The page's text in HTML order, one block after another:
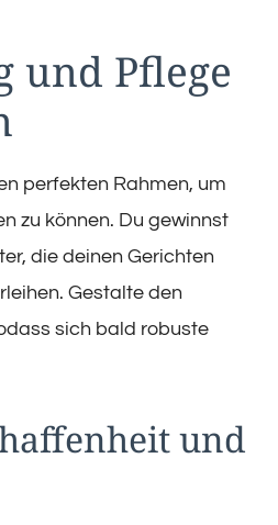
und Pflege
perfekten Rahmen, um
zu können. Du gewinnst
die deinen Gerichten
Gestalte den
sich bald robuste
und